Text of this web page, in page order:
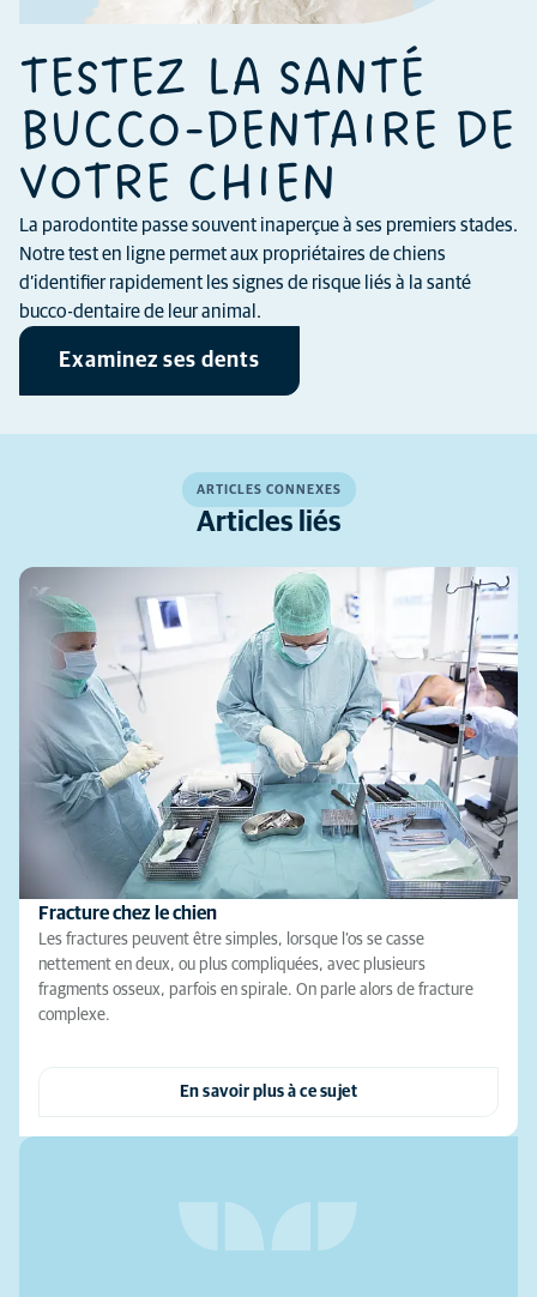
TESTEZ LA SANTÉ
BUCCO-DENTAIRE DE
VOTRE CHIEN
La parodontite passe souvent inaperçue à ses premiers stades.
Notre test en ligne permet aux propriétaires de chiens
d’identifier rapidement les signes de risque liés à la santé
bucco-dentaire de leur animal.
Examinez ses dents
ARTICLES CONNEXES
Articles liés
Fracture chez le chien
Les fractures peuvent être simples, lorsque l’os se casse
nettement en deux, ou plus compliquées, avec plusieurs
fragments osseux, parfois en spirale. On parle alors de fracture
complexe.
En savoir plus à ce sujet